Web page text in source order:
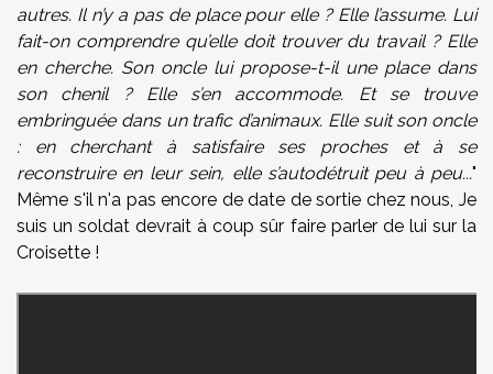
autres. Il n’y a pas de place pour elle ? Elle l’assume. Lui
fait-on comprendre qu’elle doit trouver du travail ? Elle
en cherche. Son oncle lui propose-t-il une place dans
son chenil ? Elle s’en accommode. Et se trouve
embringuée dans un trafic d’animaux. Elle suit son oncle
: en cherchant à satisfaire ses proches et à se
reconstruire en leur sein, elle s’autodétruit peu à peu..."
Même s'il n'a pas encore de date de sortie chez nous, Je
suis un soldat devrait à coup sûr faire parler de lui sur la
Croisette !